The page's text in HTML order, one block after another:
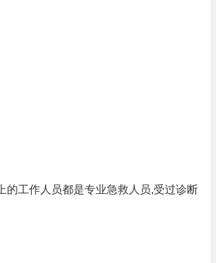
的工作人员都是专业急救人员,受过诊断